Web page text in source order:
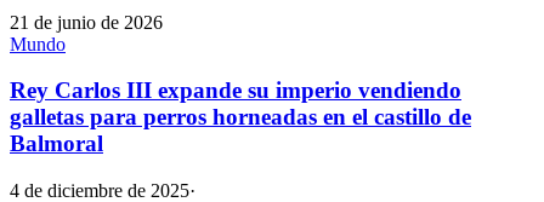
21 de junio de 2026
Mundo
Rey Carlos III expande su imperio vendiendo
galletas para perros horneadas en el castillo de
Balmoral
4 de diciembre de 2025·